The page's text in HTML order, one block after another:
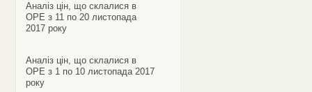
Аналіз цін, що склалися в
ОРЕ з 11 по 20 листопада
2017 року
Аналіз цін, що склалися в
ОРЕ з 1 по 10 листопада 2017
року